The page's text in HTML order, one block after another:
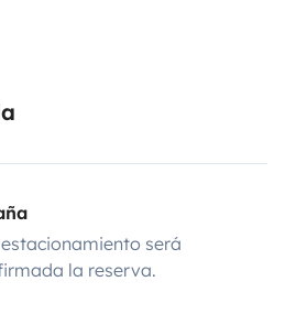
será
la reserva.